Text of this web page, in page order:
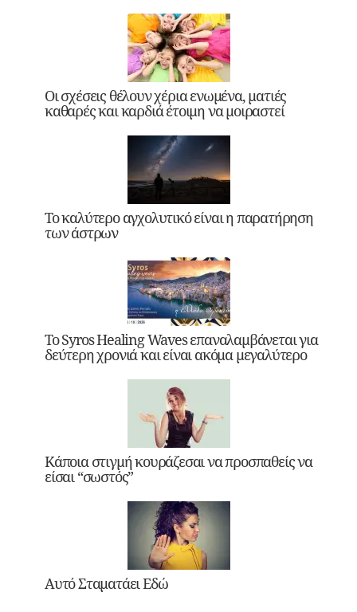
Οι σχέσεις θέλουν χέρια ενωμένα, ματιές
καθαρές και καρδιά έτοιμη να μοιραστεί
Το καλύτερο αγχολυτικό είναι η παρατήρηση
των άστρων
Το Syros Healing Waves επαναλαμβάνεται για
δεύτερη χρονιά και είναι ακόμα μεγαλύτερο
Κάποια στιγμή κουράζεσαι να προσπαθείς να
είσαι “σωστός”
Αυτό Σταματάει Εδώ